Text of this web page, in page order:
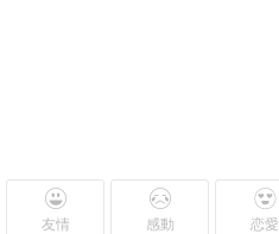
友情 感動 恋愛